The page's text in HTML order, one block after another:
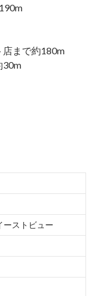
まで約180m
30m
ーストビュー